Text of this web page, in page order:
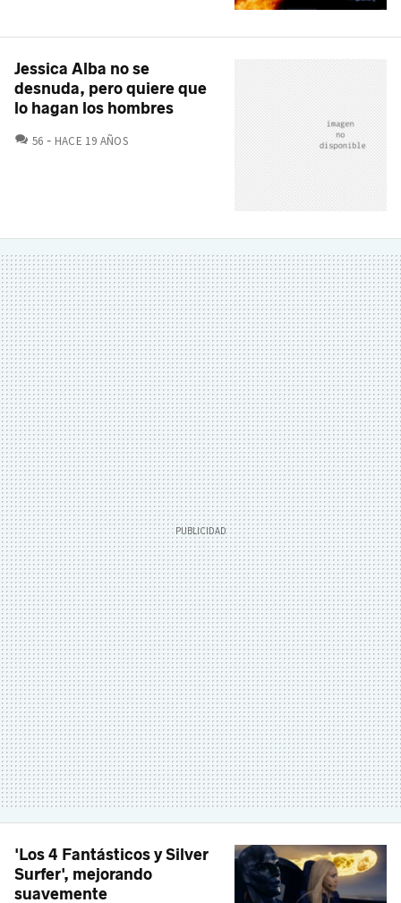
Jessica Alba no se
desnuda, pero quiere que
lo hagan los hombres
56 COMENTARIOS
HACE 19 AÑOS
'Los 4 Fantásticos y Silver
Surfer', mejorando
suavemente